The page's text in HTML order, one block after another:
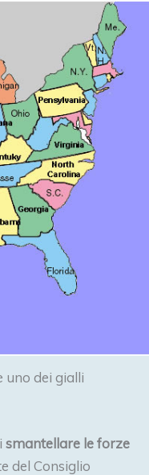
uno dei gialli
smantellare le forze
del Consiglio